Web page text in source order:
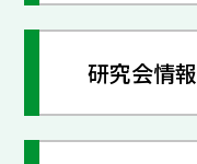
研究会情報